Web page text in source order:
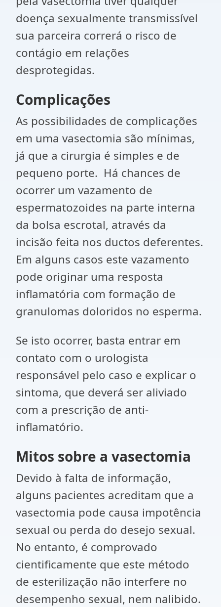
doença sexualmente transmissível
sua parceira correrá o risco de
contágio em relações
desprotegidas.
Complicações
As possibilidades de complicações
em uma vasectomia são mínimas,
já que a cirurgia é simples e de
pequeno porte. Há chances de
ocorrer um vazamento de
espermatozoides na parte interna
da bolsa escrotal, através da
incisão feita nos ductos deferentes.
Em alguns casos este vazamento
pode originar uma resposta
inflamatória com formação de
granulomas doloridos no esperma.
Se isto ocorrer, basta entrar em
contato com o urologista
responsável pelo caso e explicar o
sintoma, que deverá ser aliviado
com a prescrição de anti-
inflamatório.
Mitos sobre a vasectomia
Devido à falta de informação,
alguns pacientes acreditam que a
vasectomia pode causa impotência
sexual ou perda do desejo sexual.
No entanto, é comprovado
cientificamente que este método
de esterilização não interfere no
desempenho sexual, nem nalibido.